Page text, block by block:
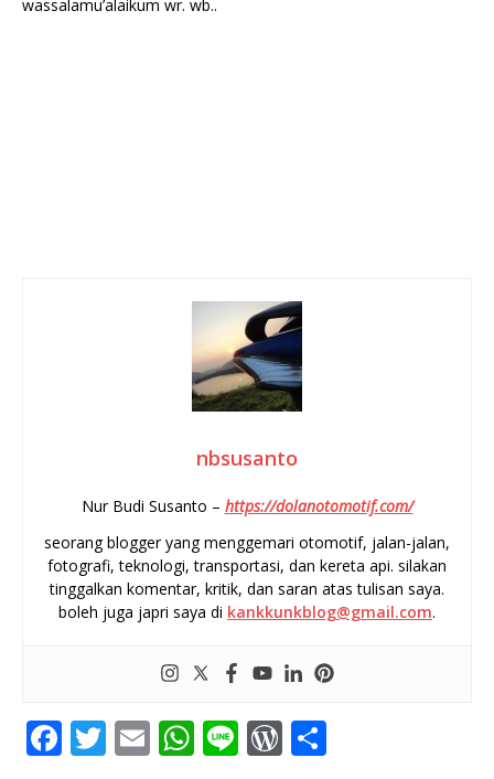
wassalamu’alaikum wr. wb..
nbsusanto
Nur Budi Susanto – https://dolanotomotif.com/
seorang blogger yang menggemari otomotif, jalan-jalan,
fotografi, teknologi, transportasi, dan kereta api. silakan
tinggalkan komentar, kritik, dan saran atas tulisan saya.
boleh juga japri saya di kankkunkblog@gmail.com.
F T E W Li W